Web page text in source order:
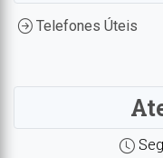
Telefones Úteis